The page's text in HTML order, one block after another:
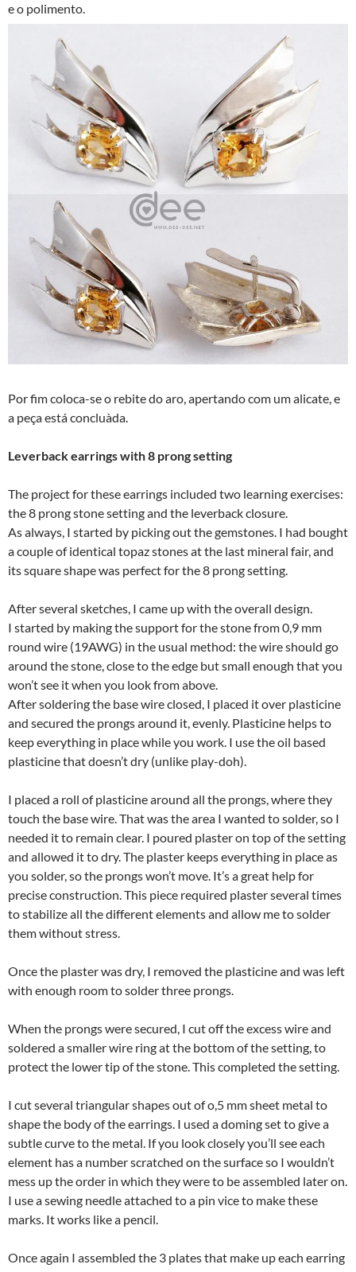
e o polimento.
Por fim coloca-se o rebite do aro, apertando com um alicate, e
a peça está concluà­da.
Leverback earrings with 8 prong setting
The project for these earrings included two learning exercises:
the 8 prong stone setting and the leverback closure.
As always, I started by picking out the gemstones. I had bought
a couple of identical topaz stones at the last mineral fair, and
its square shape was perfect for the 8 prong setting.
After several sketches, I came up with the overall design.
I started by making the support for the stone from 0,9 mm
round wire (19AWG) in the usual method: the wire should go
around the stone, close to the edge but small enough that you
won’t see it when you look from above.
After soldering the base wire closed, I placed it over plasticine
and secured the prongs around it, evenly. Plasticine helps to
keep everything in place while you work. I use the oil based
plasticine that doesn’t dry (unlike play-doh).
I placed a roll of plasticine around all the prongs, where they
touch the base wire. That was the area I wanted to solder, so I
needed it to remain clear. I poured plaster on top of the setting
and allowed it to dry. The plaster keeps everything in place as
you solder, so the prongs won’t move. It’s a great help for
precise construction. This piece required plaster several times
to stabilize all the different elements and allow me to solder
them without stress.
Once the plaster was dry, I removed the plasticine and was left
with enough room to solder three prongs.
When the prongs were secured, I cut off the excess wire and
soldered a smaller wire ring at the bottom of the setting, to
protect the lower tip of the stone. This completed the setting.
I cut several triangular shapes out of o,5 mm sheet metal to
shape the body of the earrings. I used a doming set to give a
subtle curve to the metal. If you look closely you’ll see each
element has a number scratched on the surface so I wouldn’t
mess up the order in which they were to be assembled later on.
I use a sewing needle attached to a pin vice to make these
marks. It works like a pencil.
Once again I assembled the 3 plates that make up each earring